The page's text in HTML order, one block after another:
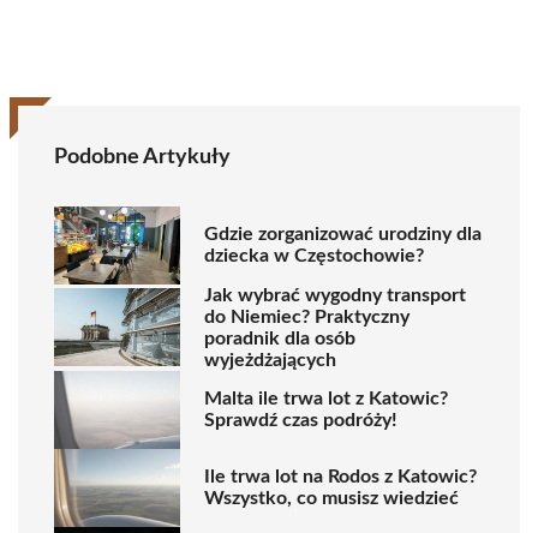
Podobne Artykuły
Gdzie zorganizować urodziny dla
dziecka w Częstochowie?
Jak wybrać wygodny transport
do Niemiec? Praktyczny
poradnik dla osób
wyjeżdżających
Malta ile trwa lot z Katowic?
Sprawdź czas podróży!
Ile trwa lot na Rodos z Katowic?
Wszystko, co musisz wiedzieć